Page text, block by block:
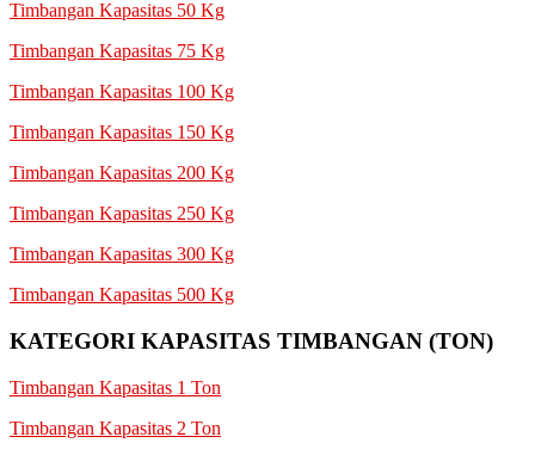
Timbangan Kapasitas 50 Kg
Timbangan Kapasitas 75 Kg
Timbangan Kapasitas 100 Kg
Timbangan Kapasitas 150 Kg
Timbangan Kapasitas 200 Kg
Timbangan Kapasitas 250 Kg
Timbangan Kapasitas 300 Kg
Timbangan Kapasitas 500 Kg
KATEGORI KAPASITAS TIMBANGAN (TON)
Timbangan Kapasitas 1 Ton
Timbangan Kapasitas 2 Ton